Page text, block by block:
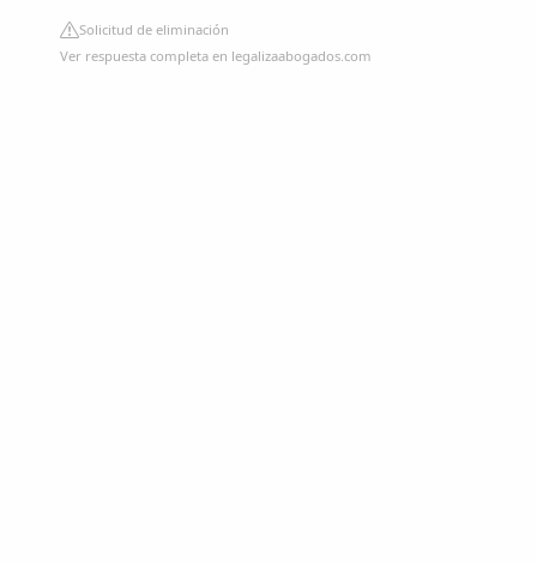
Solicitud de eliminación
Ver respuesta completa en legalizaabogados.com